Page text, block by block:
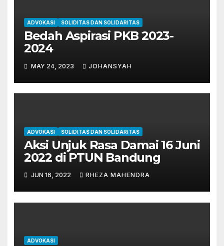
ADVOKASI SOLIDITAS DAN SOLIDARITAS
Bedah Aspirasi PKB 2023-
2024
MAY 24, 2023 JOHANSYAH
ADVOKASI SOLIDITAS DAN SOLIDARITAS
Aksi Unjuk Rasa Damai 16 Juni
2022 di PTUN Bandung
JUN 16, 2022 RHEZA MAHENDRA
ADVOKASI